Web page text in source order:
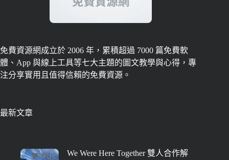
免費資源網成立於 2006 年，累積超過 7000 篇免費軟
體、App 與線上工具等七大主題的圖文教學與心得，專
注分享實用且值得信賴的免費資源。
最新文章
We Were Here Together 雙人合作解